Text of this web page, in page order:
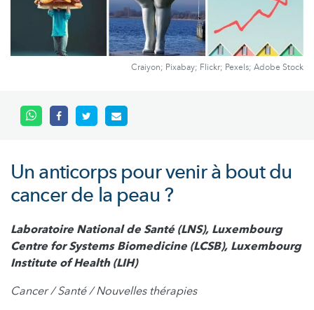
Craiyon; Pixabay; Flickr; Pexels; Adobe Stock
Un anticorps pour venir à bout du
cancer de la peau ?
Laboratoire National de Santé (LNS), Luxembourg
Centre for Systems Biomedicine (LCSB), Luxembourg
Institute of Health (LIH)
Cancer / Santé / Nouvelles thérapies